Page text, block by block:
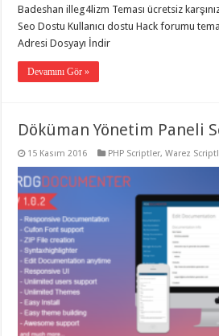
Badeshan illeg4lizm Teması ücretsiz
Seo Dostu Kullanıcı dostu Hack forumu
Adresi Dosyayı İndir
Devamını Gör »
Döküman Yönetim Paneli
15 Kasım 2016 PHP Scriptler,Warez